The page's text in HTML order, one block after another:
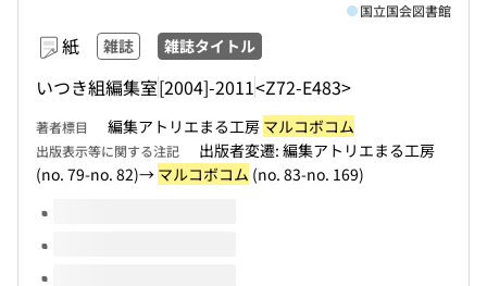
紙 雑誌 雑誌タイトル
いつき組編集室[2004]-2011<Z72-E483>
国立国会図書館
著者標目 編集アトリエまる工房 マルコボコム
出版表示等に関する注記
出版者変遷: 編集アトリエまる工房
(no. 79-no. 82)→ マルコボコム (no. 83-no. 169)
このタイトルの巻号